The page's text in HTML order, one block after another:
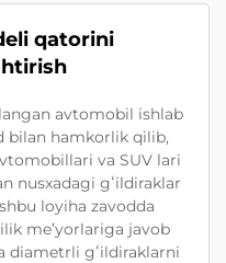
qatorini
avtomobil ishlab
bilan hamkorlik qilib,
va SUV lari
nusxadagi gʻildiraklar
loyiha zavodda
meʼyorlariga javob
diametrli gʻildiraklarni